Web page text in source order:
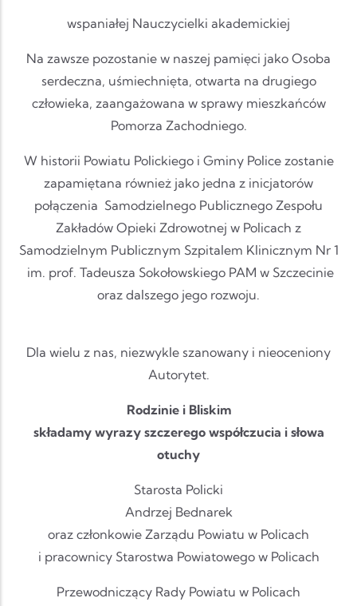
wspaniałej Nauczycielki akademickiej
Na zawsze pozostanie w naszej pamięci jako Osoba
serdeczna, uśmiechnięta, otwarta na drugiego
człowieka, zaangażowana w sprawy mieszkańców
Pomorza Zachodniego.
W historii Powiatu Polickiego i Gminy Police zostanie
zapamiętana również jako jedna z inicjatorów
połączenia Samodzielnego Publicznego Zespołu
Zakładów Opieki Zdrowotnej w Policach z
Samodzielnym Publicznym Szpitalem Klinicznym Nr 1
im. prof. Tadeusza Sokołowskiego PAM w Szczecinie
oraz dalszego jego rozwoju.
Dla wielu z nas, niezwykle szanowany i nieoceniony
Autorytet.
Rodzinie i Bliskim
składamy wyrazy szczerego współczucia i słowa
otuchy
Starosta Policki
Andrzej Bednarek
oraz członkowie Zarządu Powiatu w Policach
i pracownicy Starostwa Powiatowego w Policach
Przewodniczący Rady Powiatu w Policach